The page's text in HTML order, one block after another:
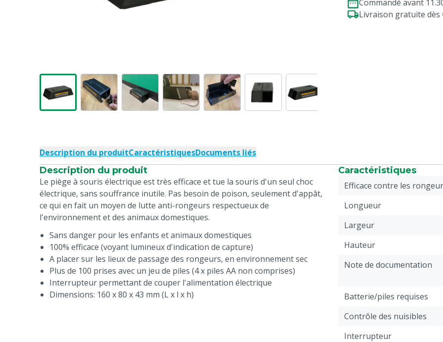
Commandé avant
Livraison gratuite dès
Description du produitCaractéristiquesDocuments liés
Description du produit
Le piège à souris électrique est très efficace et tue la souris d'un seul choc
électrique, sans souffrance inutile. Pas besoin de poison, seulement d'appât,
ce qui en fait un moyen de lutte anti-rongeurs respectueux de
l'environnement et des animaux domestiques.
Sans danger pour les enfants et animaux domestiques
100% efficace (voyant lumineux d'indication de capture)
A placer sur les lieux de passage des rongeurs, en environnement sec
Plus de 100 prises avec un jeu de piles (4 x piles AA non comprises)
Interrupteur permettant de couper l'alimentation électrique
Dimensions: 160 x 80 x 43 mm (L x l x h)
Caractéristiques
Efficace contre les
Longueur
Largeur
Hauteur
Note de documentation
Batterie/piles requises
Contrôle des nuisibles
Interrupteur